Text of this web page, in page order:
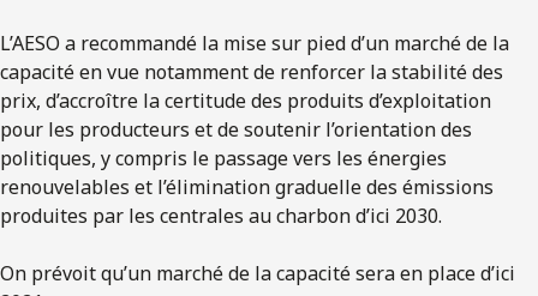
L’AESO a recommandé la mise sur pied d’un marché de la
capacité en vue notamment de renforcer la stabilité des
prix, d’accroître la certitude des produits d’exploitation
pour les producteurs et de soutenir l’orientation des
politiques, y compris le passage vers les énergies
renouvelables et l’élimination graduelle des émissions
produites par les centrales au charbon d’ici 2030.
On prévoit qu’un marché de la capacité sera en place d’ici